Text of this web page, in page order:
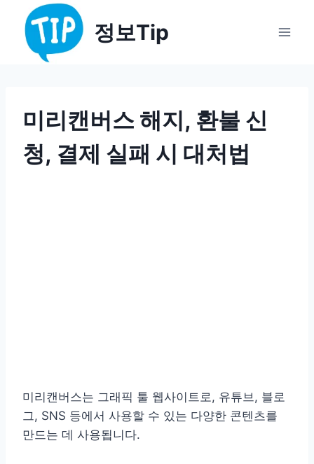
content
정보Tip
미리캔버스 해지, 환불 신
청, 결제 실패 시 대처법
미리캔버스는 그래픽 툴 웹사이트로, 유튜브, 블로
그, SNS 등에서 사용할 수 있는 다양한 콘텐츠를
만드는 데 사용됩니다.